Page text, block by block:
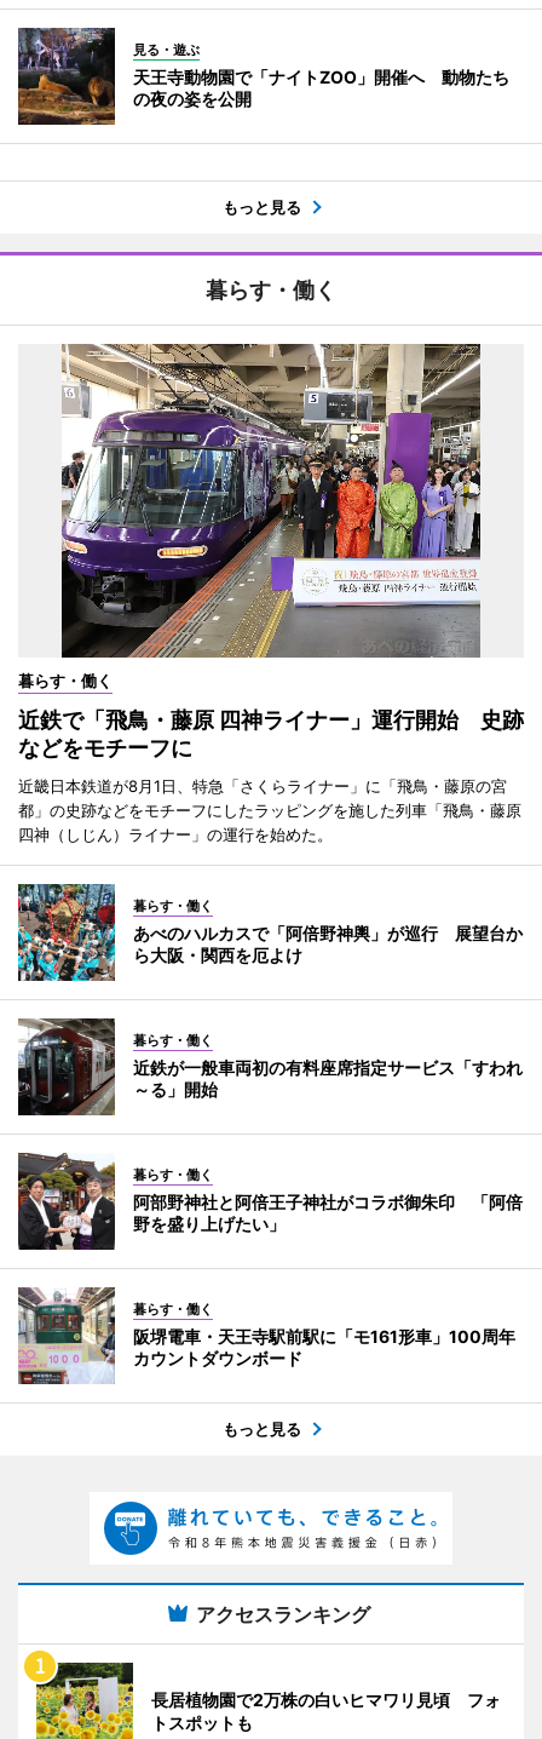
見る・遊ぶ
天王寺動物園で「ナイトZOO」開催へ 動物たち
の夜の姿を公開
もっと見る
暮らす・働く
暮らす・働く
近鉄で「飛鳥・藤原 四神ライナー」運行開始 史跡
などをモチーフに
近畿日本鉄道が8月1日、特急「さくらライナー」に「飛鳥・藤原の宮
都」の史跡などをモチーフにしたラッピングを施した列車「飛鳥・藤原
四神（しじん）ライナー」の運行を始めた。
暮らす・働く
あべのハルカスで「阿倍野神輿」が巡行 展望台か
ら大阪・関西を厄よけ
暮らす・働く
近鉄が一般車両初の有料座席指定サービス「すわれ
～る」開始
暮らす・働く
阿部野神社と阿倍王子神社がコラボ御朱印 「阿倍
野を盛り上げたい」
暮らす・働く
阪堺電車・天王寺駅前駅に「モ161形車」100周年
カウントダウンボード
もっと見る
アクセスランキング
長居植物園で2万株の白いヒマワリ見頃 フォ
トスポットも